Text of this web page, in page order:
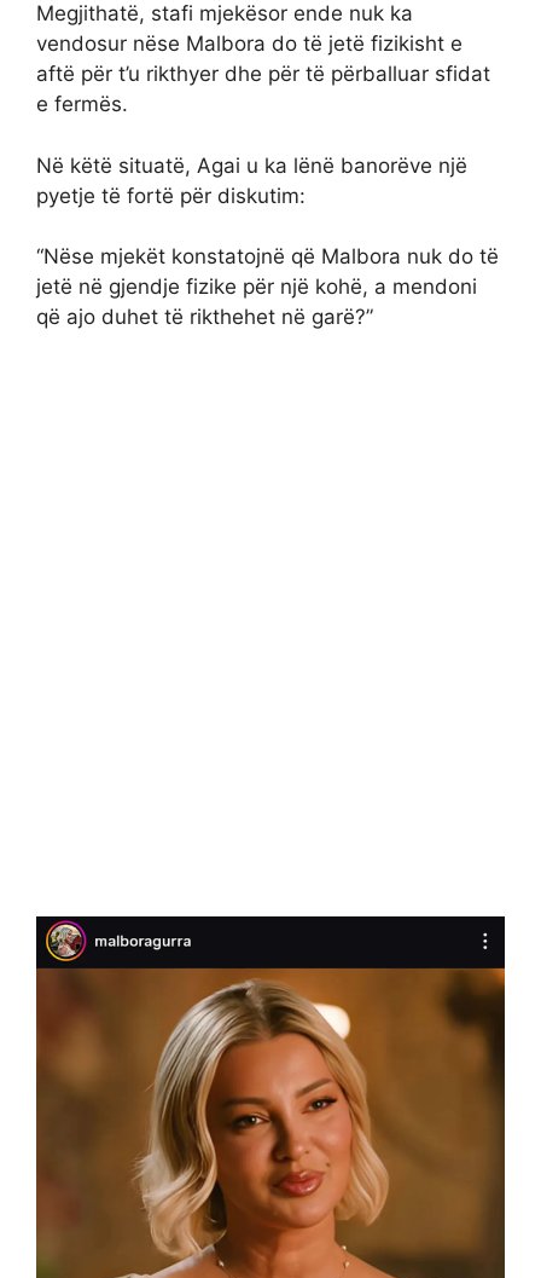
Megjithatë, stafi mjekësor ende nuk ka
vendosur nëse Malbora do të jetë fizikisht e
aftë për t’u rikthyer dhe për të përballuar sfidat
e fermës.
Në këtë situatë, Agai u ka lënë banorëve një
pyetje të fortë për diskutim:
“Nëse mjekët konstatojnë që Malbora nuk do të
jetë në gjendje fizike për një kohë, a mendoni
që ajo duhet të rikthehet në garë?”